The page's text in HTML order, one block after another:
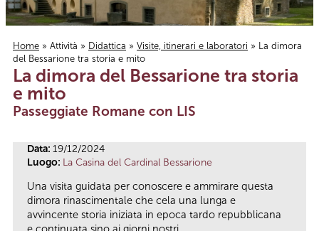
Tu sei qui
Home » Attività » Didattica » Visite, itinerari e laboratori » La dimora
del Bessarione tra storia e mito
La dimora del Bessarione tra storia
e mito
Passeggiate Romane con LIS
Data: 19/12/2024
Luogo: La Casina del Cardinal Bessarione
Una visita guidata per conoscere e ammirare questa
dimora rinascimentale che cela una lunga e
avvincente storia iniziata in epoca tardo repubblicana